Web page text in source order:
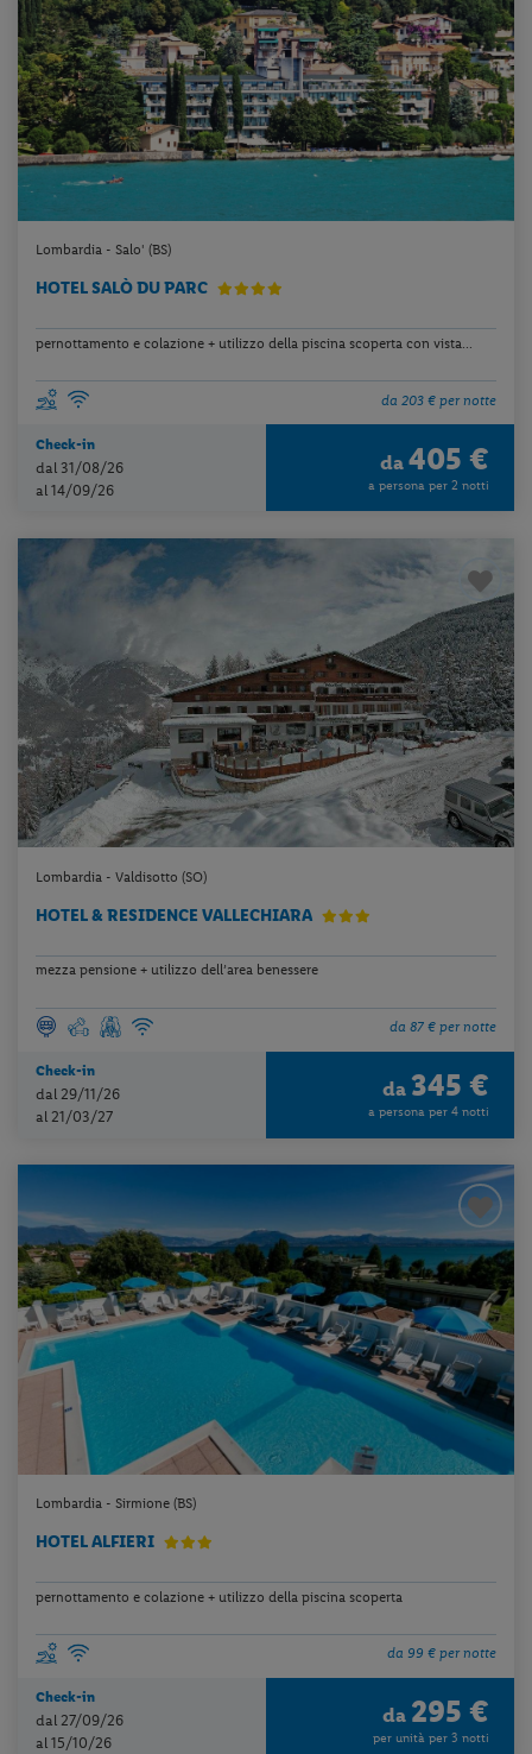
Lombardia - Salo' (BS)
HOTEL SALÒ DU PARC
pernottamento e colazione + utilizzo della piscina scoperta con vista...
da 203 € per notte
Check-in
dal 31/08/26
al 14/09/26
da 405 €
a persona per 2 notti
Lombardia - Valdisotto (SO)
HOTEL & RESIDENCE VALLECHIARA
mezza pensione + utilizzo dell’area benessere
da 87 € per notte
Check-in
dal 29/11/26
al 21/03/27
da 345 €
a persona per 4 notti
Lombardia - Sirmione (BS)
HOTEL ALFIERI
pernottamento e colazione + utilizzo della piscina scoperta
da 99 € per notte
Check-in
dal 27/09/26
al 15/10/26
da 295 €
per unità per 3 notti